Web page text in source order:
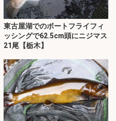
東古屋湖でのボートフライフィ
ッシングで62.5cm頭にニジマス
21尾【栃木】